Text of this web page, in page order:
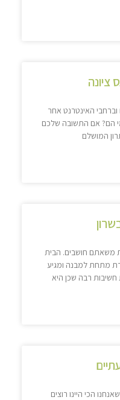
ציונה
האינטרנט אחר
הם? אם התשובה שלכם
המושלם
משאתם חושבים. הבית
מתחת למבנה ומגיע
רבה שכן היא
הכי היינו רוצים